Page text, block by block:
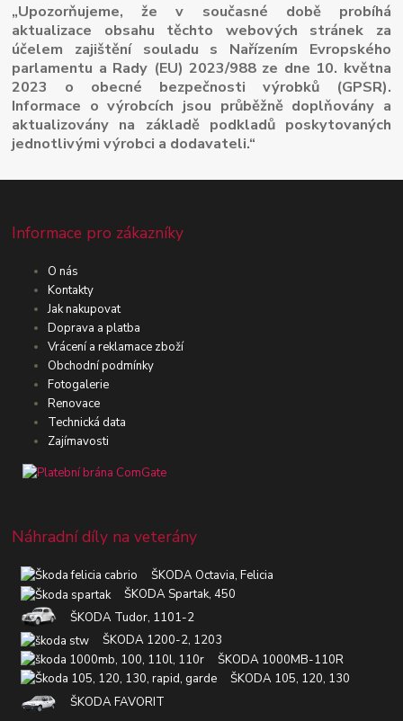
„Upozorňujeme, že v současné době probíhá
aktualizace obsahu těchto webových stránek za
účelem zajištění souladu s Nařízením Evropského
parlamentu a Rady (EU) 2023/988 ze dne 10. května
2023 o obecné bezpečnosti výrobků (GPSR).
Informace o výrobcích jsou průběžně doplňovány a
aktualizovány na základě podkladů poskytovaných
jednotlivými výrobci a dodavateli.“
Informace pro zákazníky
O nás
Kontakty
Jak nakupovat
Doprava a platba
Vrácení a reklamace zboží
Obchodní podmínky
Fotogalerie
Renovace
Technická data
Zajímavosti
Náhradní díly na veterány
ŠKODA Octavia, Felicia
ŠKODA Spartak, 450
ŠKODA Tudor, 1101-2
ŠKODA 1200-2, 1203
ŠKODA 1000MB-110R
ŠKODA 105, 120, 130
ŠKODA FAVORIT